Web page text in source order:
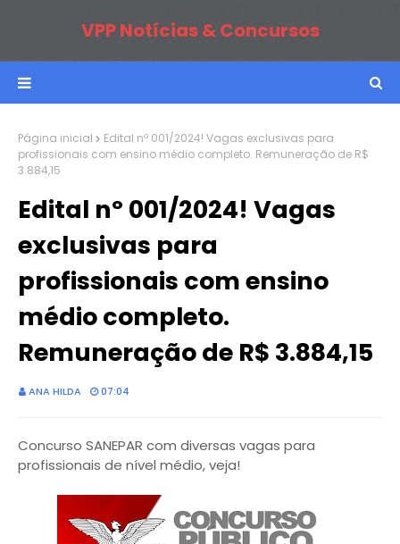
VPP Notícias & Concursos
Página inicial
Edital nº 001/2024! Vagas exclusivas para
profissionais com ensino médio completo. Remuneração de R$
3.884,15
Edital nº 001/2024! Vagas
exclusivas para
profissionais com ensino
médio completo.
Remuneração de R$ 3.884,15
ANA HILDA 07:04
Concurso SANEPAR com diversas vagas para
profissionais de nível médio, veja!